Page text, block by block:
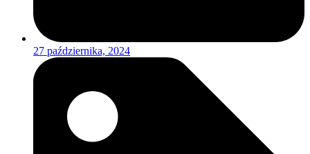
27 października, 2024